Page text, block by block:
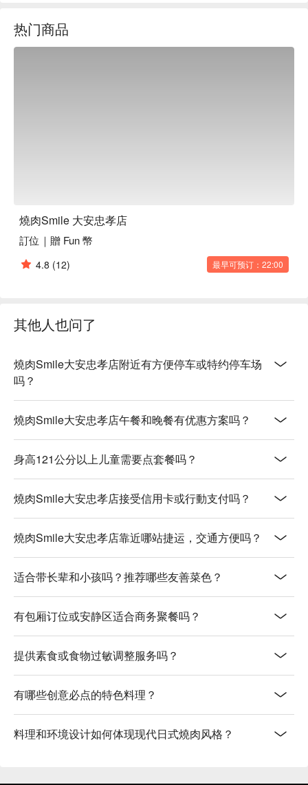
燒肉Smile 大安忠孝店訂位、燒肉Smile 大安忠孝店優惠資訊
立刻查看⬇︎
热门商品
燒肉Smile 大安忠孝店
訂位｜贈 Fun 幣
4.8 (12) 最早可预订：22:00
其他人也问了
燒肉Smile大安忠孝店附近有方便停车或特约停车场
吗？
燒肉Smile大安忠孝店午餐和晚餐有优惠方案吗？
身高121公分以上儿童需要点套餐吗？
燒肉Smile大安忠孝店接受信用卡或行動支付吗？
燒肉Smile大安忠孝店靠近哪站捷运，交通方便吗？
适合带长辈和小孩吗？推荐哪些友善菜色？
有包厢订位或安静区适合商务聚餐吗？
提供素食或食物过敏调整服务吗？
有哪些创意必点的特色料理？
料理和环境设计如何体现现代日式燒肉风格？